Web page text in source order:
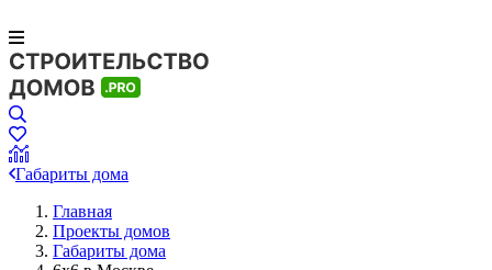
Габариты дома
Главная
Проекты домов
Габариты дома